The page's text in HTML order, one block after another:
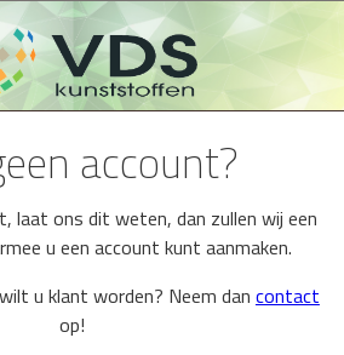
account?
laat ons dit weten, dan zullen wij een
u een account kunt aanmaken.
u klant worden? Neem dan contact
op!